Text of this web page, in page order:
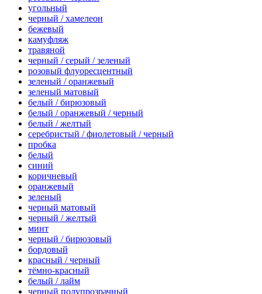
угольный
черный / хамелеон
бежевый
камуфляж
травяной
черный / серый / зеленый
розовый флуоресцентный
зеленый / оранжевый
зеленый матовый
белый / бирюзовый
белый / оранжевый / черный
белый / желтый
серебристый / фиолетовый / черный
пробка
белый
синий
коричневый
оранжевый
зеленый
черный матовый
черный / желтый
минт
черный / бирюзовый
бордовый
красный / черный
тёмно-красный
белый / лайм
черный полупрозрачный